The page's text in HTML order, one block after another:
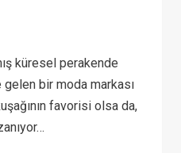
küresel perakende
bir moda markası
favorisi olsa da,